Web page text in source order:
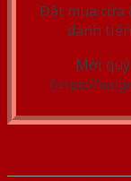
Đặt mua cửa
danh
Mời
https://